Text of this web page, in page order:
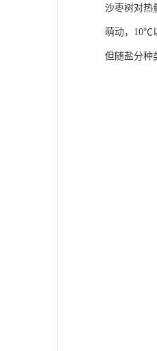
沙枣树对热
萌动，10℃
但随盐分种